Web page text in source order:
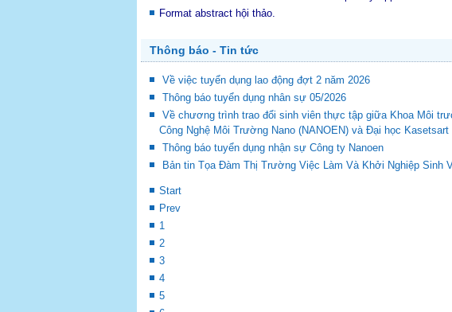
Format abstract hội thảo.
Thông báo - Tin tức
Về việc tuyển dụng lao động đợt 2 năm 2026
Thông báo tuyển dụng nhân sự 05/2026
Về chương trình trao đổi sinh viên thực tập giữa Khoa Môi
Công Nghệ Môi Trường Nano (NANOEN) và Đại học Kasetsart
Thông báo tuyển dụng nhận sự Công ty Nanoen
Bản tin Tọa Đàm Thị Trường Việc Làm Và Khởi Nghiệp Sinh
Start
Prev
1
2
3
4
5